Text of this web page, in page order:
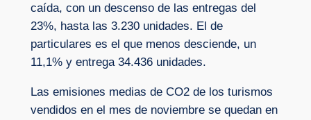
caída, con un descenso de las entregas del
23%, hasta las 3.230 unidades. El de
particulares es el que menos desciende, un
11,1% y entrega 34.436 unidades.
Las emisiones medias de CO2 de los turismos
vendidos en el mes de noviembre se quedan en